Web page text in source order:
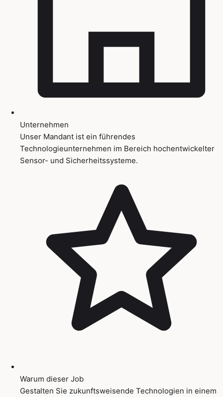
Unternehmen
Unser Mandant ist ein führendes
Technologieunternehmen im Bereich hochentwickelter
Sensor- und Sicherheitssysteme.
Warum dieser Job
Gestalten Sie zukunftsweisende Technologien in einem